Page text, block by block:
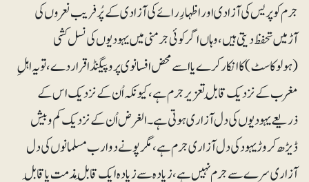
جرم کو پریس کی آزادی اور اظہارِ رائے کی آزادی کے پُرفریب نعروں کی
آڑمیں تحفظ دیتی ہیں ،وہاں اگر کوئی جرمنی میں یہودیوں کی نسل کشی
(ہولوکاسٹ) کا انکار کرے یا اسے محض افسانوی پروپیگنڈا قرار دے، تو یہ اہلِ
مغرب کے نزدیک قابلِ تعزیر جرم ہے، کیونکہ اُن کے نزدیک اس کے
ذریعے یہودیوں کی دل آزاری ہوتی ہے ۔الغرض اُن کے نزدیک کم وبیش
ڈیڑھ کروڑ یہود کی دل آزاری جرم ہے ،مگر پونے دو ارب مسلمانوں کی دل
آزاری سرے سے جرم نہیں ہے، زیادہ سے زیادہ ایک قابلِ مذمت یا قابلِ